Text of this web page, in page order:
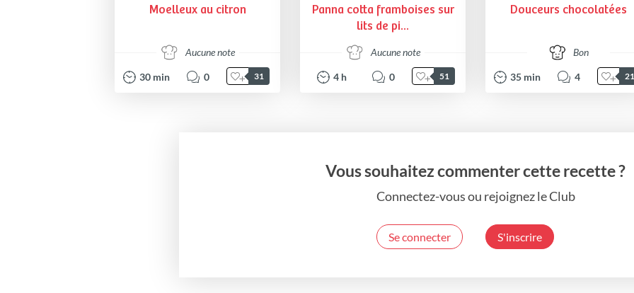
Moelleux au citron
Aucune note
30 min 0 31
Panna cotta framboises sur
lits de pi...
Aucune note
4 h 0 51
Douceurs chocolatées
Bon
35 min 4 21
Vous souhaitez commenter cette recette ?
Connectez-vous ou rejoignez le Club
Se connecter S'inscrire